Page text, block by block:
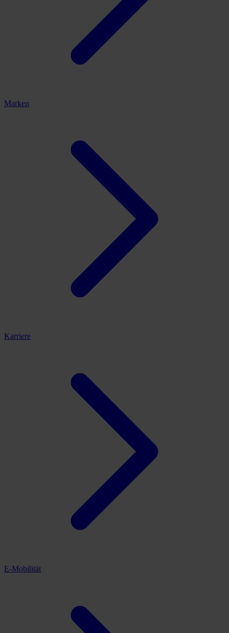
Marken
Karriere
E-Mobilität